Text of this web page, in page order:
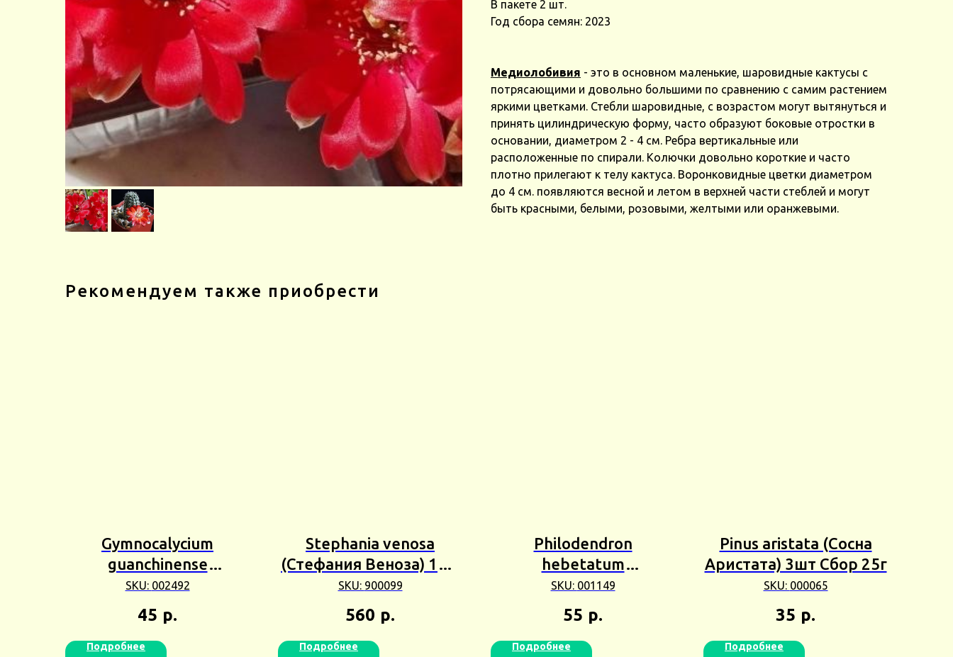
В пакете 2 шт.
Год сбора семян: 2023
Медиолобивия - это в основном маленькие, шаровидные кактусы с
потрясающими и довольно большими по сравнению с самим растением
яркими цветками. Стебли шаровидные, с возрастом могут вытянуться и
принять цилиндрическую форму, часто образуют боковые отростки в
основании, диаметром 2 - 4 см. Ребра вертикальные или
расположенные по спирали. Колючки довольно короткие и часто
плотно прилегают к телу кактуса. Воронковидные цветки диаметром
до 4 см. появляются весной и летом в верхней части стеблей и могут
быть красными, белыми, розовыми, желтыми или оранжевыми.
Рекомендуем также приобрести
Gymnocalycium
guanchinense
(Гимнокалициум
Гуанчинены) 2шт Сбор
25г
SKU: 002492
45 р.
Подробнее
Stephania venosa
(Стефания Веноза) 1шт
Сбор 25г
SKU: 900099
560 р.
Подробнее
Philodendron
hebetatum
(Филодендрон
Хебетатум) 3шт Сбор
24г
SKU: 001149
55 р.
Подробнее
Pinus aristata (Сосна
Аристата) 3шт Сбор 25г
SKU: 000065
35 р.
Подробнее